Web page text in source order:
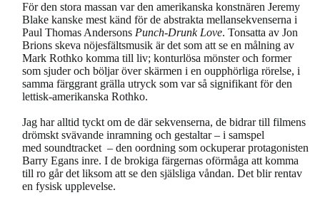
För den stora massan var den amerikanska konstnären Jeremy
Blake kanske mest känd för de abstrakta mellansekvenserna i
Paul Thomas Andersons Punch-Drunk Love. Tonsatta av Jon
Brions skeva nöjesfältsmusik är det som att se en målning av
Mark Rothko komma till liv; konturlösa mönster och former
som sjuder och böljar över skärmen i en oupphörliga rörelse, i
samma färggrant grälla utryck som var så signifikant för den
lettisk-amerikanska Rothko.
Jag har alltid tyckt om de där sekvenserna, de bidrar till filmens
drömskt svävande inramning och gestaltar – i samspel
med soundtracket – den oordning som ockuperar protagonisten
Barry Egans inre. I de brokiga färgernas oförmåga att komma
till ro går det liksom att se den själsliga våndan. Det blir rentav
en fysisk upplevelse.